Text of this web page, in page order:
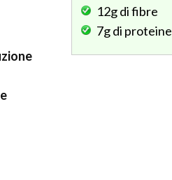
12gdi fibre
7gdi proteine